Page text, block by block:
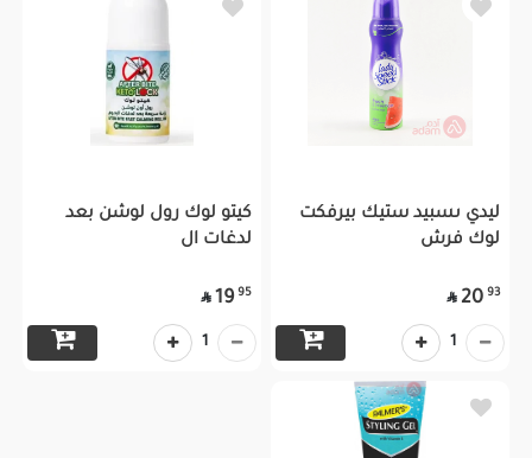
ليدي ىسبيد ستيك بيرفكت
لوك فرش
93
20

1
كيتو لوك رول لوشن بعد
لدغات ال
95
19

1